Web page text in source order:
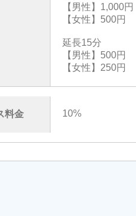
【男性】1,000円
【女性】500円
延長15分
【男性】500円
【女性】250円
料金 10%